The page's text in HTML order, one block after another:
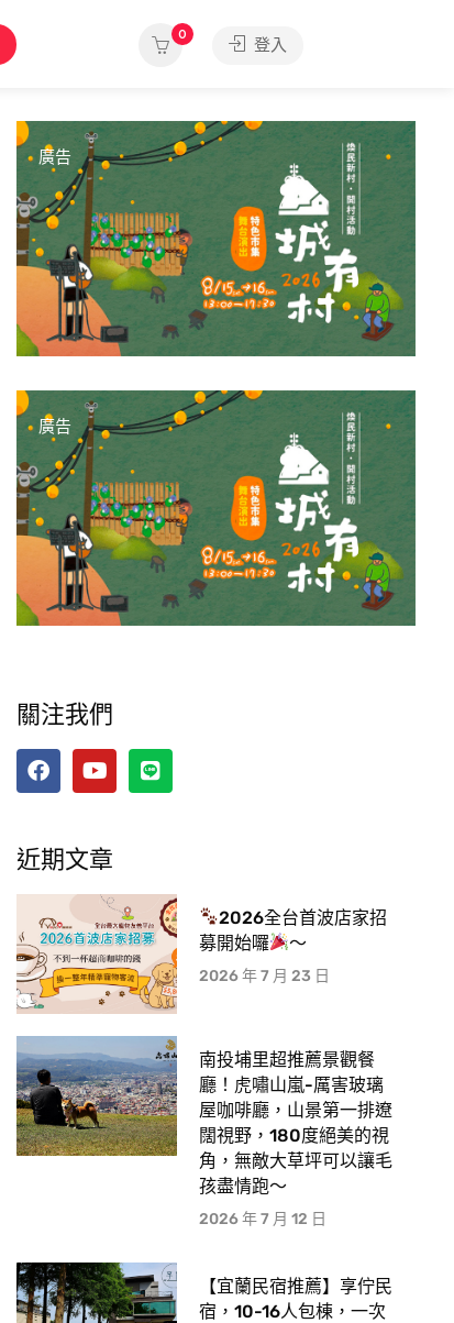
0
登入
廣告
廣告
關注我們
近期文章
2026全台首波店家招
募開始囉
～
2026 年 7 月 23 日
南投埔里超推薦景觀餐
廳！虎嘯山嵐-厲害玻璃
屋咖啡廳，山景第一排遼
闊視野，180度絕美的視
角，無敵大草坪可以讓毛
孩盡情跑〜
2026 年 7 月 12 日
【宜蘭民宿推薦】享佇民
宿，10-16人包棟，一次